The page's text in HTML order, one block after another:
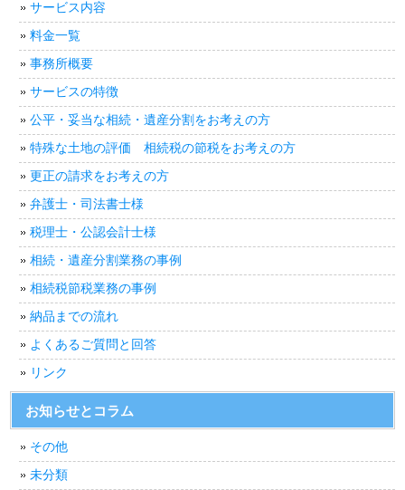
サービス内容
料金一覧
事務所概要
サービスの特徴
公平・妥当な相続・遺産分割をお考えの方
特殊な土地の評価 相続税の節税をお考えの方
更正の請求をお考えの方
弁護士・司法書士様
税理士・公認会計士様
相続・遺産分割業務の事例
相続税節税業務の事例
納品までの流れ
よくあるご質問と回答
リンク
お知らせとコラム
その他
未分類